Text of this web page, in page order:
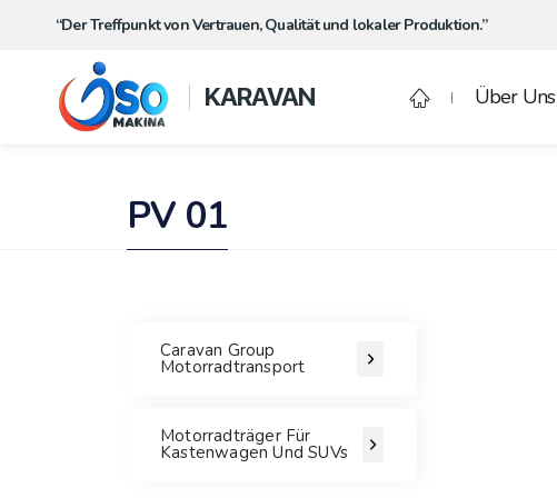
“Der Treffpunkt von Vertrauen, Qualität und lokaler Produktion.”
KARAVAN Über Uns
PV 01
Caravan Group
Motorradtransport
Motorradträger Für
Kastenwagen Und SUVs